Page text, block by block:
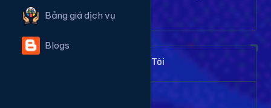
Bảng giá dịch vụ
Blogs
Khách Hàng Nói Gì Về Chúng Tôi